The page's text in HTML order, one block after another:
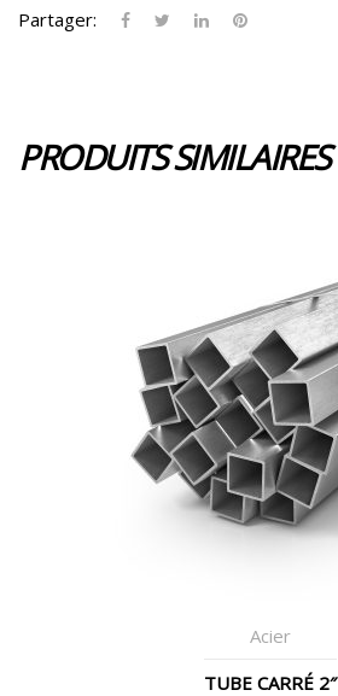
5/16"
Partager:
PRODUITS SIMILAIRES
Acier
TUBE CARRÉ 2″